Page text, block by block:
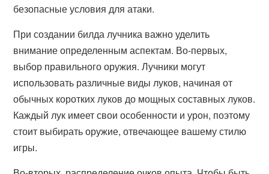
безопасные условия для атаки.
При создании билда лучника важно уделить
внимание определенным аспектам. Во-первых,
выбор правильного оружия. Лучники могут
использовать различные виды луков, начиная от
обычных коротких луков до мощных составных луков.
Каждый лук имеет свои особенности и урон, поэтому
стоит выбирать оружие, отвечающее вашему стилю
игры.